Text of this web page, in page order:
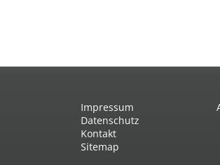
Impressum
Datenschutz
Kontakt
Sitemap